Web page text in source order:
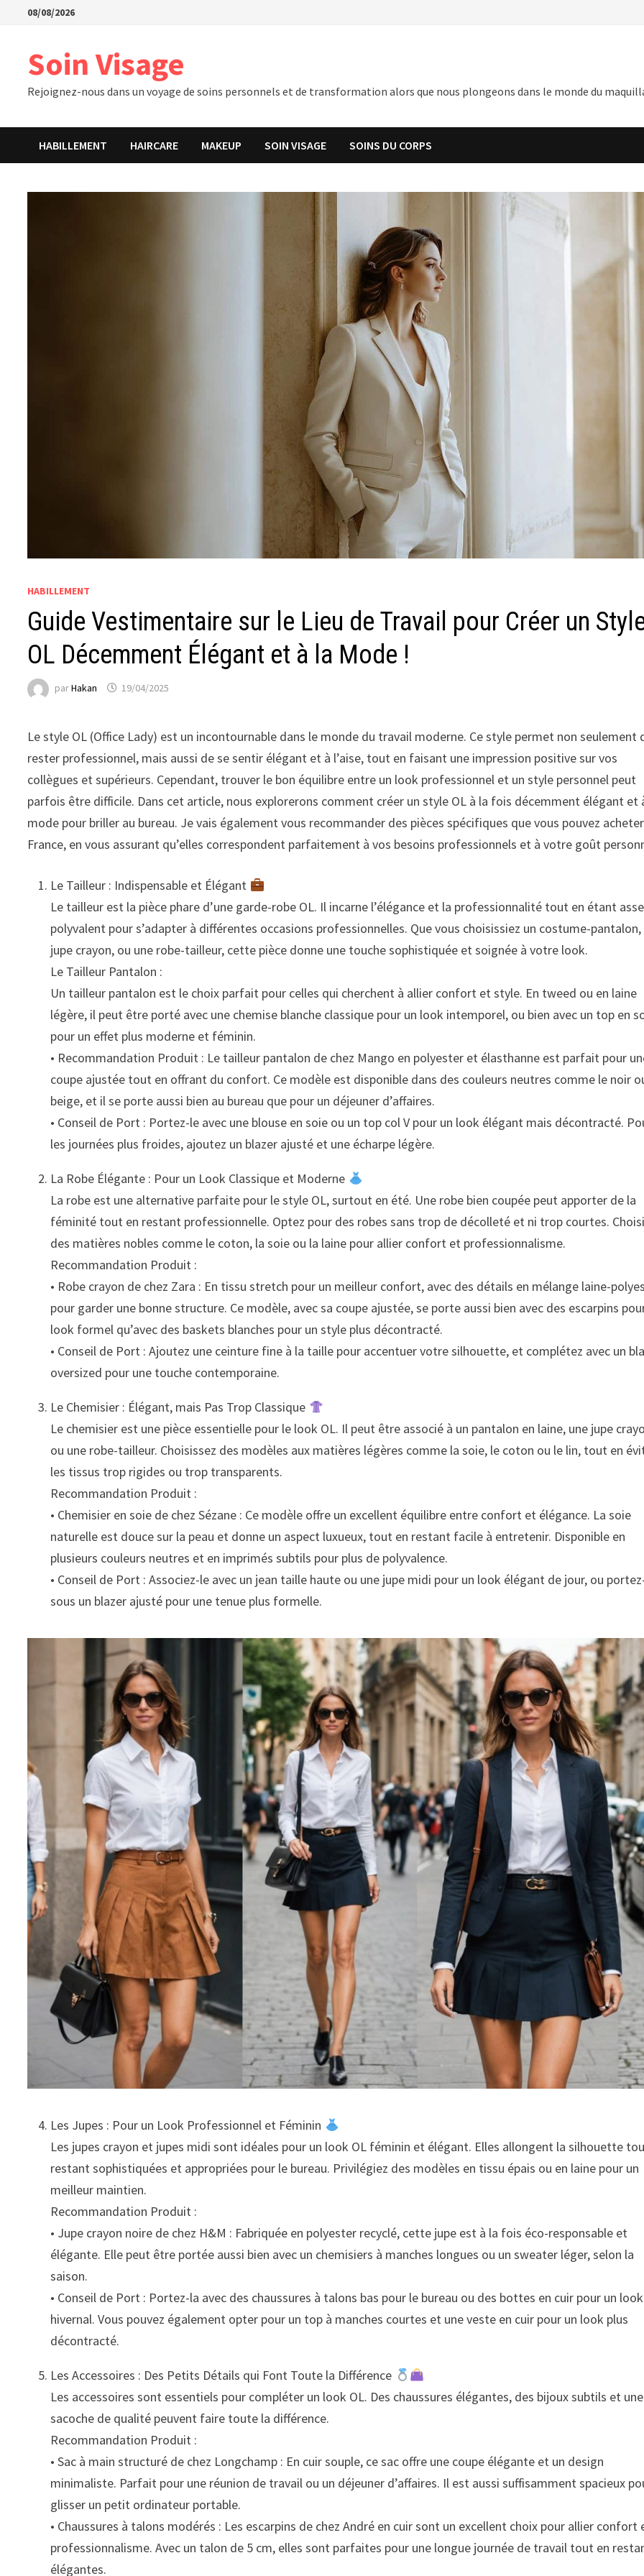
Passer08/08/2026
Soin Visage
Rejoignez-nous dans un voyage de soins personnels et de transformation alors que nous plongeons dans le monde du
HABILLEMENT HAIRCARE MAKEUP SOIN VISAGE SOINS DU CORPS
HABILLEMENT
Guide Vestimentaire sur le Lieu de Travail pour Créer un
OL Décemment Élégant et à la Mode !
parHakan 19/04/2025
Le style OL (Office Lady) est un incontournable dans le monde du travail moderne. Ce style permet non seulement
rester professionnel, mais aussi de se sentir élégant et à l’aise, tout en faisant une impression positive sur vos
collègues et supérieurs. Cependant, trouver le bon équilibre entre un look professionnel et un style personnel peut
parfois être difficile. Dans cet article, nous explorerons comment créer un style OL à la fois décemment élégant et
mode pour briller au bureau. Je vais également vous recommander des pièces spécifiques que vous pouvez
France, en vous assurant qu’elles correspondent parfaitement à vos besoins professionnels et à votre goût
Le Tailleur : Indispensable et Élégant
Le tailleur est la pièce phare d’une garde-robe OL. Il incarne l’élégance et la professionnalité tout en étant
polyvalent pour s’adapter à différentes occasions professionnelles. Que vous choisissiez un costume-pantalon,
jupe crayon, ou une robe-tailleur, cette pièce donne une touche sophistiquée et soignée à votre look.
Le Tailleur Pantalon :
Un tailleur pantalon est le choix parfait pour celles qui cherchent à allier confort et style. En tweed ou en laine
légère, il peut être porté avec une chemise blanche classique pour un look intemporel, ou bien avec un top en
pour un effet plus moderne et féminin.
• Recommandation Produit : Le tailleur pantalon de chez Mango en polyester et élasthanne est parfait pour
coupe ajustée tout en offrant du confort. Ce modèle est disponible dans des couleurs neutres comme le noir
beige, et il se porte aussi bien au bureau que pour un déjeuner d’affaires.
• Conseil de Port : Portez-le avec une blouse en soie ou un top col V pour un look élégant mais décontracté.
les journées plus froides, ajoutez un blazer ajusté et une écharpe légère.
La Robe Élégante : Pour un Look Classique et Moderne
La robe est une alternative parfaite pour le style OL, surtout en été. Une robe bien coupée peut apporter de la
féminité tout en restant professionnelle. Optez pour des robes sans trop de décolleté et ni trop courtes.
des matières nobles comme le coton, la soie ou la laine pour allier confort et professionnalisme.
Recommandation Produit :
• Robe crayon de chez Zara : En tissu stretch pour un meilleur confort, avec des détails en mélange laine-
pour garder une bonne structure. Ce modèle, avec sa coupe ajustée, se porte aussi bien avec des escarpins
look formel qu’avec des baskets blanches pour un style plus décontracté.
• Conseil de Port : Ajoutez une ceinture fine à la taille pour accentuer votre silhouette, et complétez avec un
oversized pour une touche contemporaine.
Le Chemisier : Élégant, mais Pas Trop Classique
Le chemisier est une pièce essentielle pour le look OL. Il peut être associé à un pantalon en laine, une jupe
ou une robe-tailleur. Choisissez des modèles aux matières légères comme la soie, le coton ou le lin, tout en
les tissus trop rigides ou trop transparents.
Recommandation Produit :
• Chemisier en soie de chez Sézane : Ce modèle offre un excellent équilibre entre confort et élégance. La soie
naturelle est douce sur la peau et donne un aspect luxueux, tout en restant facile à entretenir. Disponible en
plusieurs couleurs neutres et en imprimés subtils pour plus de polyvalence.
• Conseil de Port : Associez-le avec un jean taille haute ou une jupe midi pour un look élégant de jour, ou
sous un blazer ajusté pour une tenue plus formelle.
Les Jupes : Pour un Look Professionnel et Féminin
Les jupes crayon et jupes midi sont idéales pour un look OL féminin et élégant. Elles allongent la silhouette
restant sophistiquées et appropriées pour le bureau. Privilégiez des modèles en tissu épais ou en laine pour un
meilleur maintien.
Recommandation Produit :
• Jupe crayon noire de chez H&M : Fabriquée en polyester recyclé, cette jupe est à la fois éco-responsable et
élégante. Elle peut être portée aussi bien avec un chemisiers à manches longues ou un sweater léger, selon la
saison.
• Conseil de Port : Portez-la avec des chaussures à talons bas pour le bureau ou des bottes en cuir pour un
hivernal. Vous pouvez également opter pour un top à manches courtes et une veste en cuir pour un look plus
décontracté.
Les Accessoires : Des Petits Détails qui Font Toute la Différence
Les accessoires sont essentiels pour compléter un look OL. Des chaussures élégantes, des bijoux subtils et une
sacoche de qualité peuvent faire toute la différence.
Recommandation Produit :
• Sac à main structuré de chez Longchamp : En cuir souple, ce sac offre une coupe élégante et un design
minimaliste. Parfait pour une réunion de travail ou un déjeuner d’affaires. Il est aussi suffisamment spacieux
glisser un petit ordinateur portable.
• Chaussures à talons modérés : Les escarpins de chez André en cuir sont un excellent choix pour allier confort
professionnalisme. Avec un talon de 5 cm, elles sont parfaites pour une longue journée de travail tout en
élégantes.